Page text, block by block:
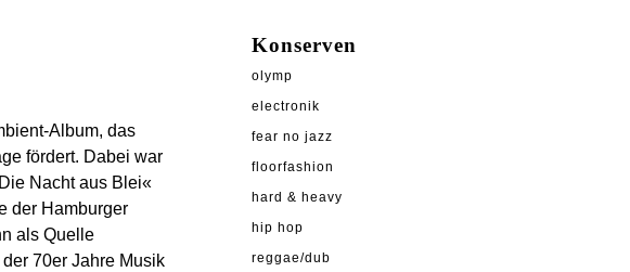
Album, das
fördert. Dabei war
Nacht aus Blei«
der Hamburger
als Quelle
70er Jahre Musik
Konserven
olymp
electronik
fear no jazz
floorfashion
hard & heavy
hip hop
reggae/dub